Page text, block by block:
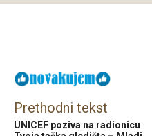
Prethodni tekst
UNICEF poziva na radionicu